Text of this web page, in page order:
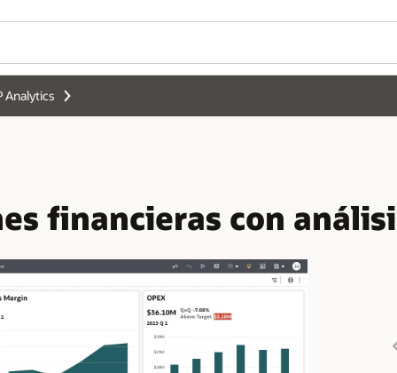
Analytics
financieras con